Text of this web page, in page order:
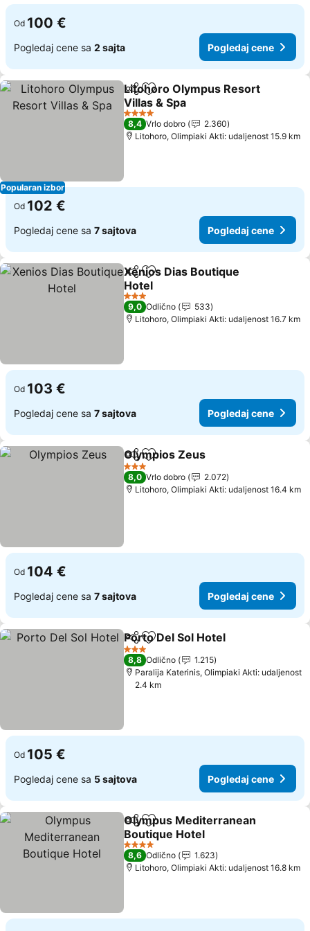
Od 100 €
Pogledaj cene sa 2 sajta Pogledaj cene
Popularan izbor
Deli Dodati u favorite
Litohoro Olympus Resort
Villas & Spa
Pogledaj cene
4 Zvezdice
8,4 Vrlo dobro
2.360
Litohoro, Olimpiaki Akti: udaljenost 15.9 km
Od 102 €
Pogledaj cene sa 7 sajtova Pogledaj cene
Deli Dodati u favorite
Xenios Dias Boutique
Hotel
Pogledaj cene
3 Zvezdice
9,0 Odlično
533
Litohoro, Olimpiaki Akti: udaljenost 16.7 km
Od 103 €
Pogledaj cene sa 7 sajtova Pogledaj cene
Deli Dodati u favorite
Olympios Zeus
3 Zvezdice
8,0 Vrlo dobro
2.072
Litohoro, Olimpiaki Akti: udaljenost 16.4 km
Od 104 €
Pogledaj cene sa 7 sajtova Pogledaj cene
Deli Dodati u favorite
Porto Del Sol Hotel
3 Zvezdice
8,8 Odlično
1.215
Paralija Katerinis, Olimpiaki Akti: udaljenost
2.4 km
Od 105 €
Pogledaj cene sa 5 sajtova Pogledaj cene
Deli Dodati u favorite
Olympus Mediterranean
Boutique Hotel
Pogledaj cene
4 Zvezdice
8,6 Odlično
1.623
Litohoro, Olimpiaki Akti: udaljenost 16.8 km